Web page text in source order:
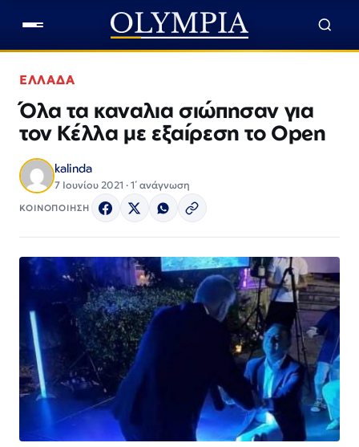
ΕΛΛΑΔΑ
Όλα τα καναλια σιώπησαν για
τον Κέλλα με εξαίρεση το Open
kalinda
7 Ιουνίου 2021 · 1΄ ανάγνωση
ΚΟΙΝΟΠΟΙΗΣΗ